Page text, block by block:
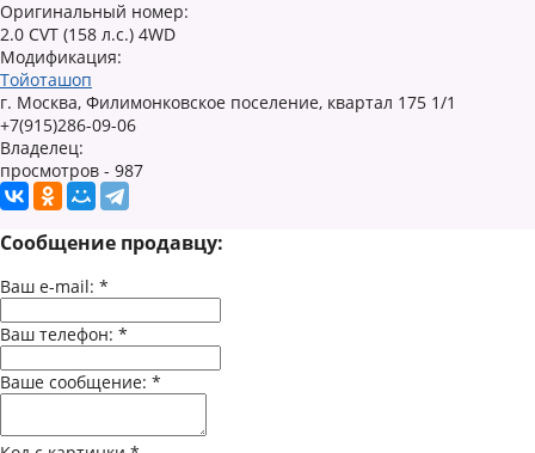
Оригинальный номер:
2.0 CVT (158 л.с.) 4WD
Модификация:
Тойоташоп
г. Москва, Филимонковское поселение, квартал 175 1/1
+7(915)286-09-06
Владелец:
просмотров - 987
Сообщение продавцу:
Ваш e-mail: *
Ваш телефон: *
Ваше сообщение: *